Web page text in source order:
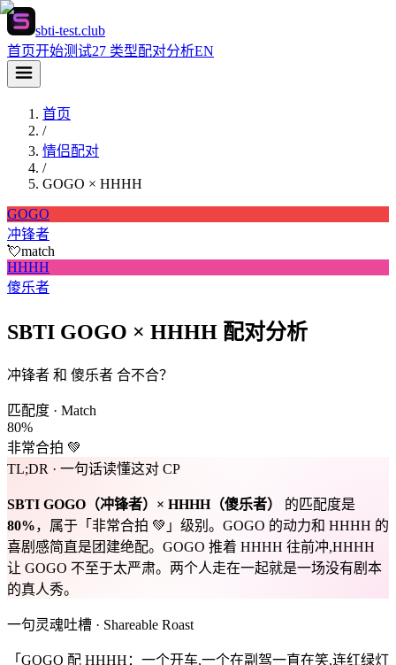
sbti-test.club
首页开始测试27 类型配对分析EN
首页
/
情侣配对
/
GOGO × HHHH
GOGO
冲锋者
💘match
HHHH
傻乐者
SBTI GOGO × HHHH 配对分析
冲锋者 和 傻乐者 合不合？
匹配度 · Match
80%
非常合拍 💚
TL;DR · 一句话读懂这对 CP
SBTI GOGO （冲锋者）× HHHH（傻乐者）
的匹配度是
80%，属于「 非常合拍 💚 」级别。 GOGO 的动力和 HHHH 的
喜剧感简直是团建绝配。GOGO 推着 HHHH 往前冲,HHHH
让 GOGO 不至于太严肃。两个人走在一起就是一场没有剧本
的真人秀。
一句灵魂吐槽 · Shareable Roast
「GOGO 配 HHHH：一个开车,一个在副驾一直在笑,连红绿灯